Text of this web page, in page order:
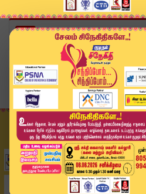
Home
வீடியோ ஸ்டோரி
Red Sandalwood Smuggling